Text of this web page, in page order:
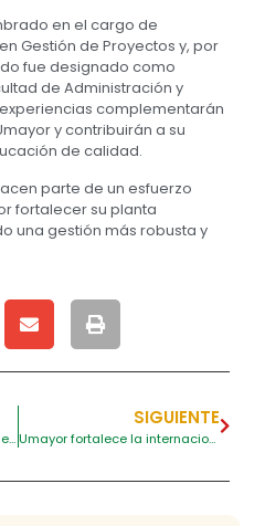
en el cargo de
Gestión de Proyectos y, por
fue designado como
de Administración y
complementarán
y contribuirán a su
de calidad.
parte de un esfuerzo
fortalecer su planta
una gestión más robusta y
Umayor rompe fronteras: dos estudiantes inician su intercambio académico en Francia
SIGUIENTE
Umayor fortalece la internacionalización con misión a Francia